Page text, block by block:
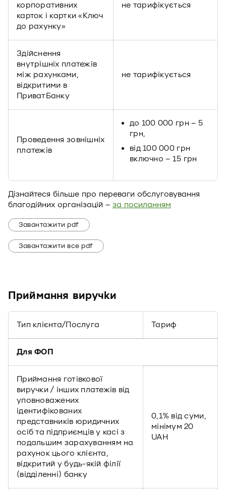
корпоративних
карток і картки «Ключ
до рахунку»
не тарифікується
Здійснення
внутрішніх платежів
між рахунками,
відкритими в
ПриватБанку
не тарифікується
Проведення зовнішніх
платежів
до 100 000 грн – 5
грн,
від 100 000 грн
включно – 15 грн
Дізнайтеся більше про переваги обслуговування
благодійних організацій – за посиланням
Завантажити pdf
Завантажити все pdf
Приймання виручки
Тип клієнта/Послуга Тариф
Для ФОП
Приймання готівкової
виручки / інших платежів від
уповноважених
ідентифікованих
представників юридичних
осіб та підприємців у касі з
подальшим зарахуванням на
рахунок цього клієнта,
відкритий у будь-якій філії
(відділенні) банку
0,1% від суми,
мінімум 20
UAH